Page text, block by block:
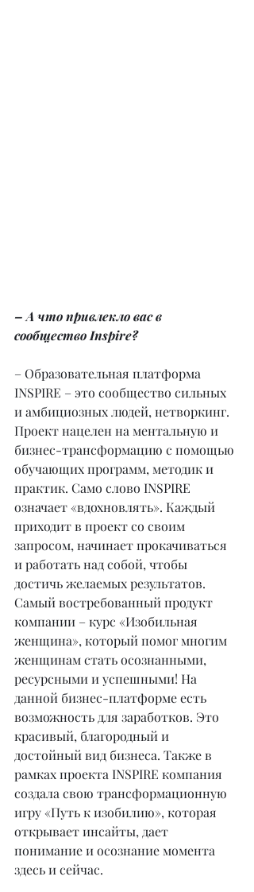
– А что привлекло вас в
сообщество Inspire?
– Образовательная платформа
INSPIRE – это сообщество сильных
и амбициозных людей, нетворкинг.
Проект нацелен на ментальную и
бизнес-трансформацию с помощью
обучающих программ, методик и
практик. Само слово INSPIRE
означает «вдохновлять». Каждый
приходит в проект со своим
запросом, начинает прокачиваться
и работать над собой, чтобы
достичь желаемых результатов.
Самый востребованный продукт
компании – курс «Изобильная
женщина», который помог многим
женщинам стать осознанными,
ресурсными и успешными! На
данной бизнес-платформе есть
возможность для заработков. Это
красивый, благородный и
достойный вид бизнеса. Также в
рамках проекта INSPIRE компания
создала свою трансформационную
игру «Путь к изобилию», которая
открывает инсайты, дает
понимание и осознание момента
здесь и сейчас.